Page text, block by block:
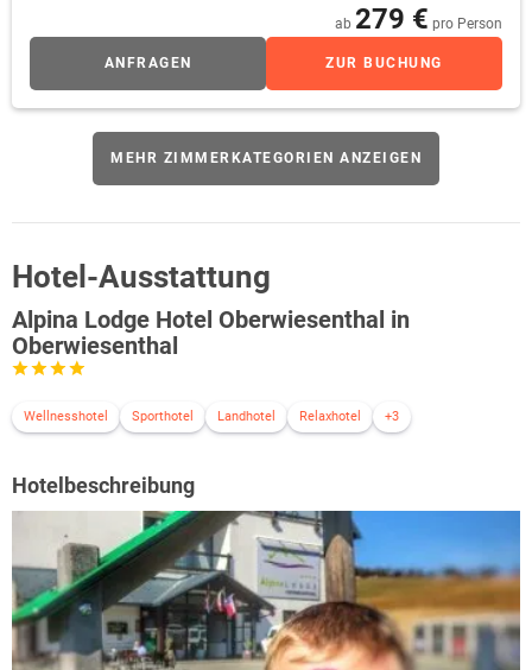
ab 279 € pro Person
ANFRAGEN ZUR BUCHUNG
MEHR ZIMMERKATEGORIEN ANZEIGEN
Hotel-Ausstattung
Alpina Lodge Hotel Oberwiesenthal in
Oberwiesenthal
Wellnesshotel Sporthotel Landhotel Relaxhotel +3
Hotelbeschreibung